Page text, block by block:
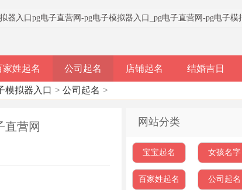
器入口 pg电子直营网-pg电子模拟器入口 pg电子直营网-pg电子模
家姓起名 公司起名 店铺起名 结婚吉日
模拟器入口 > 公司起名 >
直营网 网站分类
宝宝起名 女孩名字
百家姓起名 公司起名